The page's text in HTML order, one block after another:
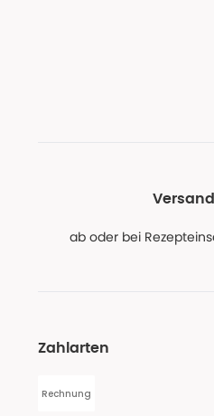
ab oder bei
Zahlarten
Rechnung